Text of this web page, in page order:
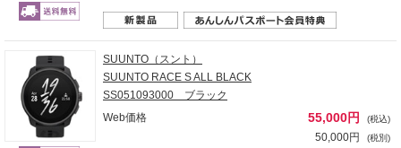
SUUNTO（スント）
SUUNTO RACE S ALL BLACK
SS051093000 ブラック
Web価格
55,000円 (税込)
50,000円 (税別)